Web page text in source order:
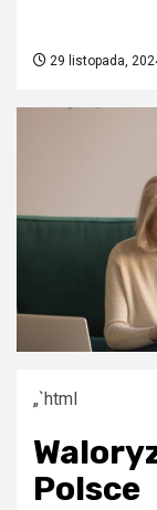
29 listopada,
„`html
Polsce